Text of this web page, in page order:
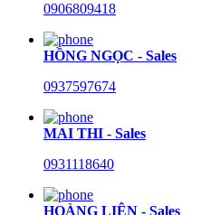
0906809418
HỒNG NGỌC - Sales
0937597674
MAI THI - Sales
0931118640
HOÀNG LIÊN - Sales